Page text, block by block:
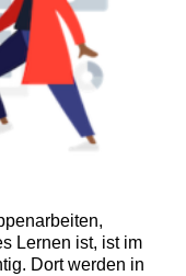
Lernen ist, ist im
Dort werden in